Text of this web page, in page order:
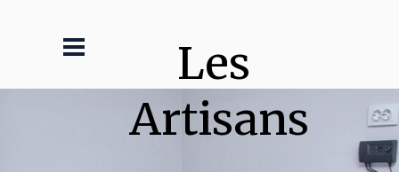
Les
Artisans